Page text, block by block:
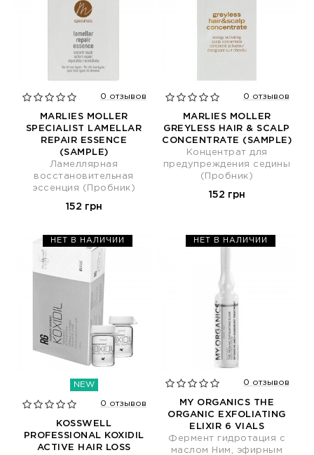
0 отзывов
MARLIES MOLLER
SPECIALIST LAMELLAR
REPAIR ESSENCE
(SAMPLE)
Ламеллярная
восстановительная
эссенция (Пробник)
152 грн
0 отзывов
MARLIES MOLLER
GREYLESS HAIR & SCALP
CONCENTRATE (SAMPLE)
Концентрат для
предупреждения седины
(Пробник)
152 грн
НЕТ В НАЛИЧИИ
NEW
0 отзывов
KOSSWELL
PROFESSIONAL KOXIDIL
ACTIVE HAIR LOSS
НЕТ В НАЛИЧИИ
0 отзывов
MY ORGANICS THE
ORGANIC EXFOLIATING
ELIXIR 6 VIALS
Фермент гидротация с
маслом Ним, эфирным